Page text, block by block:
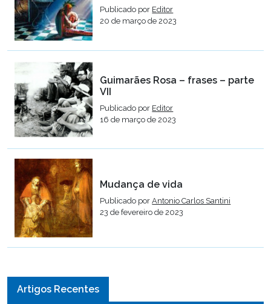
Publicado por Editor
20 de março de 2023
Guimarães Rosa – frases – parte
VII
Publicado por Editor
16 de março de 2023
Mudança de vida
Publicado porAntonio Carlos Santini
23 de fevereiro de 2023
Artigos Recentes